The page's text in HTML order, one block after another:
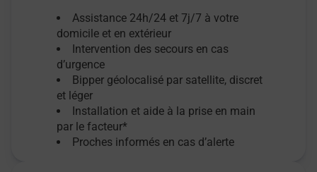
Assistance 24h/24 et 7j/7 à votre
domicile et en extérieur
Intervention des secours en cas
d’urgence
Bipper géolocalisé par satellite, discret
et léger
Installation et aide à la prise en main
par le facteur*
Proches informés en cas d’alerte